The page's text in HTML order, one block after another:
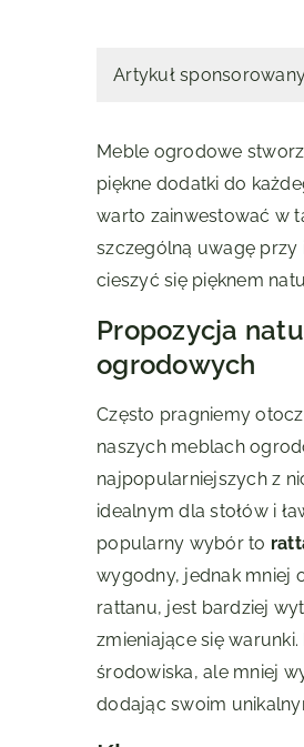
Artykuł
Meble ogrodowe
piękne dodatki do
warto zainwestować w
szczególną uwagę przy
cieszyć się pięknem
Propozycja
ogrodowych
Często pragniemy
naszych meblach
najpopularniejszych z
idealnym dla stołów i
popularny wybór to
wygodny, jednak mniej
rattanu, jest bardziej
zmieniające się
środowiska, ale mniej
dodając swoim